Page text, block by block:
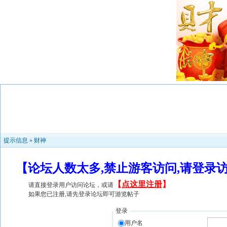
提示信息 » 财神
【论坛人数太多,禁止游客访问,请登
请直接登录用户访问论坛，或请 【 点这里注册】
如果您已注册,请先登录论坛即可游览帖子
登录
用户名